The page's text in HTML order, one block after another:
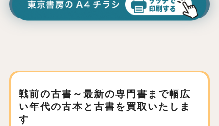
戦前の古書～最新の専門書まで幅広
い年代の古本と古書を買取いたしま
す